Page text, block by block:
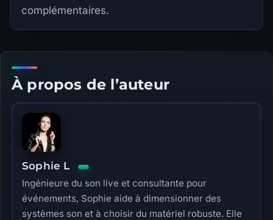
complémentaires.
À propos de l’auteur
Sophie L
Ingénieure du son live et consultante pour
événements, Sophie aide à dimensionner des
systèmes son et à choisir du matériel robuste. Elle